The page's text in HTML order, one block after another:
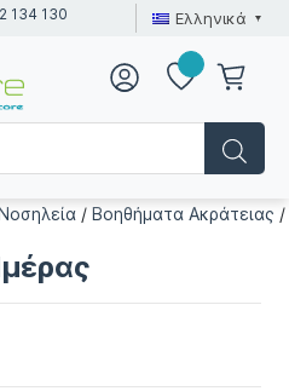
134 130 Ελληνικά
/Βοηθήματα Ακράτειας